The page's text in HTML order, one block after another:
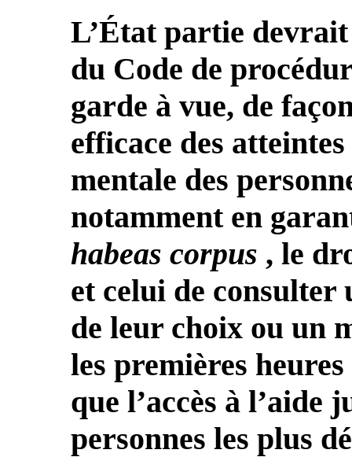
L’État partie
du Code de
garde à vue, de
efficace des
mentale des
notamment en
habeas corpus , le
et celui de consulter
de leur choix ou un
les premières
que l’accès à
personnes les plus